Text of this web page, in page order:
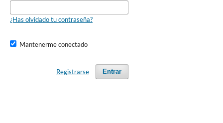
¿Has olvidado tu contraseña?
Mantenerme conectado
Entrar
Registrarse